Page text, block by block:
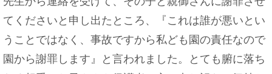
てくださいと申し出たところ、『これは誰が悪いとい
うことではなく、事故ですから私ども園の責任なので
園から謝罪します』と言われました。とても腑に落ち